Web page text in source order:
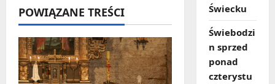
y
POWIĄZANE TREŚCI
Świecku
Świebodzi
n sprzed
ponad
czterystu